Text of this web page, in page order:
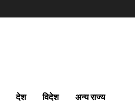
देश विदेश अन्य राज्य